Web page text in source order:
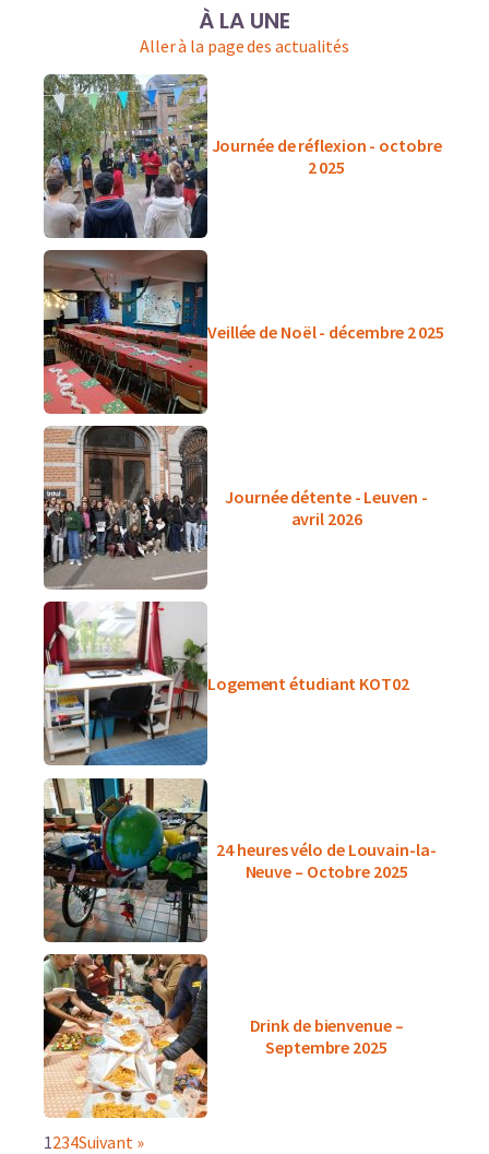
À LA UNE
Aller à la page des actualités
Journée de réflexion - octobre
2 025
Veillée de Noël - décembre 2 025
Journée détente - Leuven -
avril 2026
Logement étudiant KOT02
24 heures vélo de Louvain-la-
Neuve – Octobre 2025
Drink de bienvenue –
Septembre 2025
1234Suivant »